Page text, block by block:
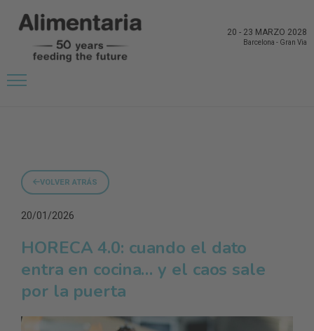
20 - 23 MARZO 2028
Barcelona - Gran Via
VOLVER ATRÁS
20/01/2026
HORECA 4.0: cuando el dato
entra en cocina… y el caos sale
por la puerta